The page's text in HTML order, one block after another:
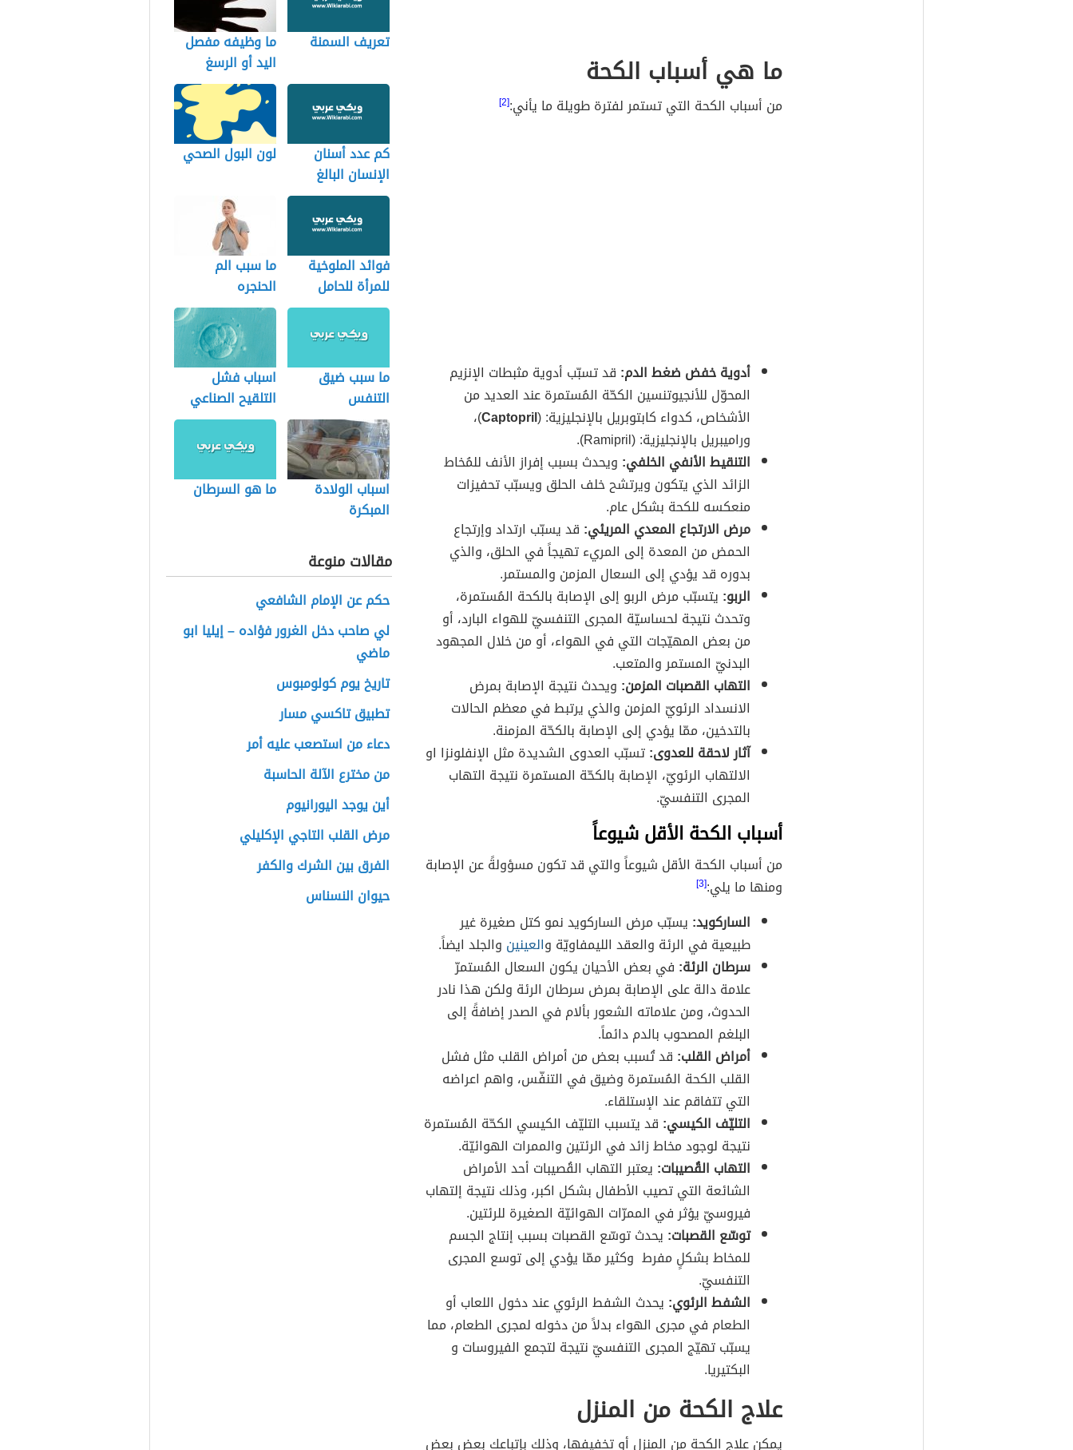
ما هي أسباب الكحة
من أسباب الكحة التي تستمر لفترة طويلة ما يأني:[2]
أدوية خفض ضغط الدم: قد تسبّب أدوية مثبطات الإنزيم
المحوّل للأنجيوتنسين الكحّة المُستمرة عند العديد من
الأشخاص، كدواء كابتوبريل بالإنجليزية: (Captopril)،
وراميبريل بالإنجليزية: (Ramipril).
التنقيط الأنفي الخلفي: ويحدث بسبب إفراز الأنف للمُخاط
الزائد الذي يتكون ويرتشح خلف الحلق ويسبّب تحفيزات
منعكسه للكحة بشكل عام.
مرض الارتجاع المعدي المريئي: قد يسبّب ارتداد وإرتجاع
الحمض من المعدة إلى المريء تهيجاً في الحلق، والذي
بدوره قد يؤدي إلى السعال المزمن والمستمر.
الربو: يتسبّب مرض الربو إلى الإصابة بالكحة المُستمرة،
وتحدث نتيجة لحساسيّة المجرى التنفسيّ للهواء البارد، أو
من بعض المهيّجات التي في الهواء، أو من خلال المجهود
البدنيّ المستمر والمتعب.
التهاب القصبات المزمن: ويحدث نتيجة الإصابة بمرض
الانسداد الرئويّ المزمن والذي يرتبط في معظم الحالات
بالتدخين، ممّا يؤدي إلى الإصابة بالكحّة المزمنة.
آثار لاحقة للعدوى:تسبّب العدوى الشديدة مثل الإنفلونزا او
الالتهاب الرئويّ، الإصابة بالكحّة المستمرة نتيجة التهاب
المجرى التنفسيّ.
أسباب الكحة الأقل شيوعاً
من أسباب الكحة الأقل شيوعاً والتي قد تكون مسؤولةً عن الإصابة
ومنها ما يلي:[3]
الساركويد: يسبّب مرض الساركويد نمو كتل صغيرة غير
طبيعية في الرئة والعقد الليمفاويّة والعينين والجلد ايضاً.
سرطان الرئة: في بعض الأحيان يكون السعال المُستمرّ
علامة دالة على الإصابة بمرض سرطان الرئة ولكن هذا نادر
الحدوث، ومن علاماته الشعور بألام في الصدر إضافةً إلى
البلغم المصحوب بالدم دائماً.
أمراض القلب: قد تُسبب بعض من أمراض القلب مثل فشل
القلب الكحة المُستمرة وضيق في التنفّس، واهم اعراضه
التي تتفاقم عند الإستلقاء.
التليّف الكيسي: قد يتسبب التليّف الكيسي الكحّة المُستمرة
نتيجة لوجود مخاط زائد في الرئتين والممرات الهوائيّة.
التهاب القُصيبات: يعتبر التهاب القُصيبات أحد الأمراض
الشائعة التي تصيب الأطفال بشكل اكبر، وذلك نتيجة إلتهاب
فيروسيّ يؤثر في الممرّات الهوائيّة الصغيرة للرئتين.
توسّع القصبات: يحدث توسّع القصبات بسبب إنتاج الجسم
للمخاط بشكلٍ مفرط وكثير ممّا يؤدي إلى توسع المجرى
التنفسيّ.
الشفط الرئوي: يحدث الشفط الرئوي عند دخول اللعاب أو
الطعام في مجرى الهواء بدلاً من دخوله لمجرى الطعام، مما
يسبّب تهيّج المجرى التنفسيّ نتيجة لتجمع الفيروسات و
البكتيريا.
علاج الكحة من المنزل
يمكن علاج الكحة من المنزل أو تخفيفها، وذلك بإتباعك بعض بعض
تعريف السمنة
ما وظيفه مفصل
اليد أو الرسغ
كم عدد أسنان
الإنسان البالغ
لون البول الصحي
فوائد الملوخية
للمرأة للحامل
ما سبب الم
الحنجره
ما سبب ضيق
التنفس
اسباب فشل
التلقيح الصناعي
داخل الرحم
اسباب الولادة
المبكرة
ما هو السرطان
مقالات منوعة
حكم عن الإمام الشافعي
لي صاحب دخل الغرور فؤاده – إيليا ابو
ماضي
تاريخ يوم كولومبوس
تطبيق تاكسي مسار
دعاء من استصعب عليه أمر
من مخترع الآلة الحاسبة
أين يوجد اليورانيوم
مرض القلب التاجي الإكليلي
الفرق بين الشرك والكفر
حيوان النسناس